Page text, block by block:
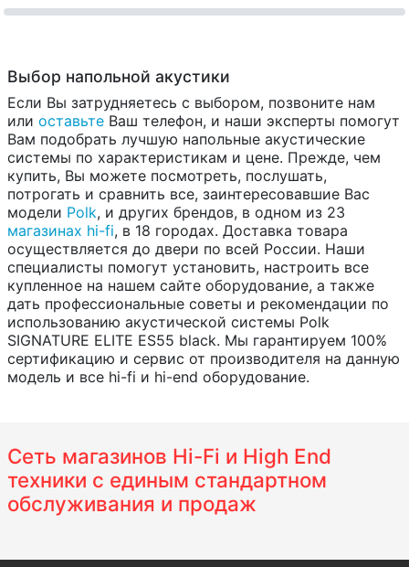
Выбор напольной акустики
Если Вы затрудняетесь с выбором, позвоните нам
или оставьте Ваш телефон, и наши эксперты помогут
Вам подобрать лучшую напольные акустические
системы по характеристикам и цене. Прежде, чем
купить, Вы можете посмотреть, послушать,
потрогать и сравнить все, заинтересовавшие Вас
модели Polk, и других брендов, в одном из 23
магазинах hi-fi, в 18 городах. Доставка товара
осуществляется до двери по всей России. Наши
специалисты помогут установить, настроить все
купленное на нашем сайте оборудование, а также
дать профессиональные советы и рекомендации по
использованию акустической системы Polk
SIGNATURE ELITE ES55 black. Мы гарантируем 100%
сертификацию и сервис от производителя на данную
модель и все hi-fi и hi-end оборудование.
Сеть магазинов Hi-Fi и High End
техники с единым стандартном
обслуживания и продаж